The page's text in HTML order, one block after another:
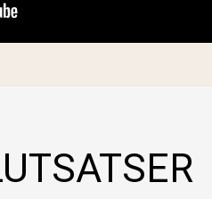
Handla Nu